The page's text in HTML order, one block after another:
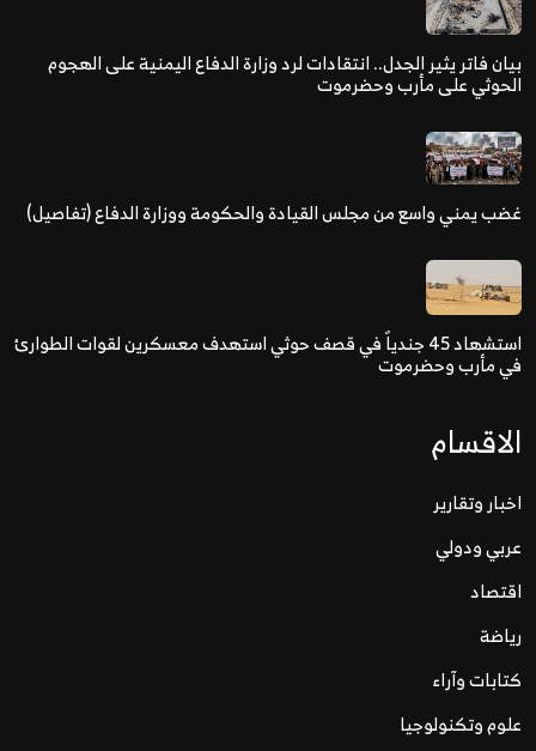
بيان فاتر يثير الجدل.. انتقادات لرد وزارة الدفاع اليمنية على الهجوم
الحوثي على مأرب وحضرموت
غضب يمني واسع من مجلس القيادة والحكومة ووزارة الدفاع (تفاصيل)
استشهاد 45 جندياً في قصف حوثي استهدف معسكرين لقوات الطوارئ
في مأرب وحضرموت
الاقسام
اخبار وتقارير
عربي ودولي
اقتصاد
رياضة
كتابات وآراء
علوم وتكنولوجيا